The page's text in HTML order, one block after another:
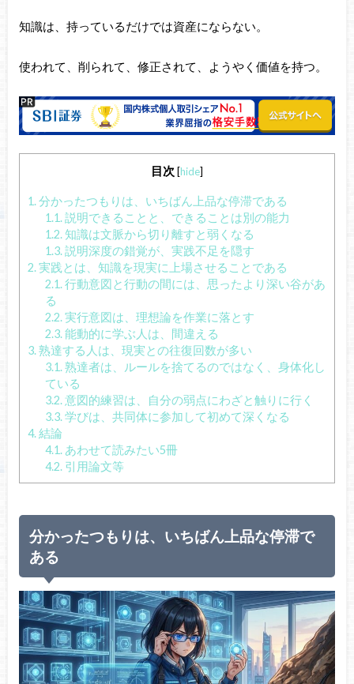
知識は、持っているだけでは資産にならない。
使われて、削られて、修正されて、ようやく価値を持つ。
目次 [hide]
1.分かったつもりは、いちばん上品な停滞である
1.1.説明できることと、できることは別の能力
1.2.知識は文脈から切り離すと弱くなる
1.3.説明深度の錯覚が、実践不足を隠す
2.実践とは、知識を現実に上場させることである
2.1.行動意図と行動の間には、思ったより深い谷があ
る
2.2.実行意図は、理想論を作業に落とす
2.3.能動的に学ぶ人は、間違える
3.熟達する人は、現実との往復回数が多い
3.1.熟達者は、ルールを捨てるのではなく、身体化し
ている
3.2.意図的練習は、自分の弱点にわざと触りに行く
3.3.学びは、共同体に参加して初めて深くなる
4.結論
4.1.あわせて読みたい5冊
4.2.引用論文等
分かったつもりは、いちばん上品な停滞で
ある